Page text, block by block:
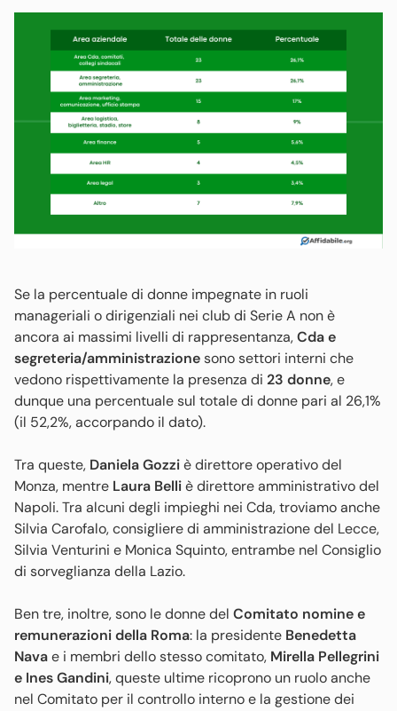
Se la percentuale di donne impegnate in ruoli
manageriali o dirigenziali nei club di Serie A non è
ancora ai massimi livelli di rappresentanza,Cda e
segreteria/amministrazionesono settori interni che
vedono rispettivamente la presenza di 23 donne, e
dunque una percentuale sul totale di donne pari al 26,1%
(il 52,2%, accorpando il dato).
Tra queste, Daniela Gozziè direttore operativo del
Monza, mentre Laura Belliè direttore amministrativo del
Napoli. Tra alcuni degli impieghi nei Cda, troviamo anche
Silvia Carofalo, consigliere di amministrazione del Lecce,
Silvia Venturini e Monica Squinto, entrambe nel Consiglio
di sorveglianza della Lazio.
Ben tre, inoltre, sono le donne del Comitato nomine e
remunerazioni della Roma: la presidente Benedetta
Navae i membri dello stesso comitato, Mirella Pellegrini
e Ines Gandini, queste ultime ricoprono un ruolo anche
nel Comitato per il controllo interno e la gestione dei